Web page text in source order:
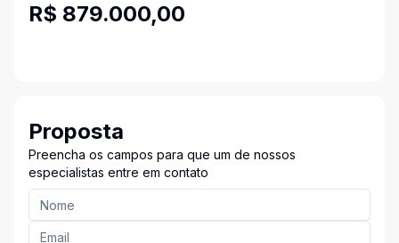
R$ 879.000,00
Proposta
Preencha os campos para que um de nossos
especialistas entre em contato